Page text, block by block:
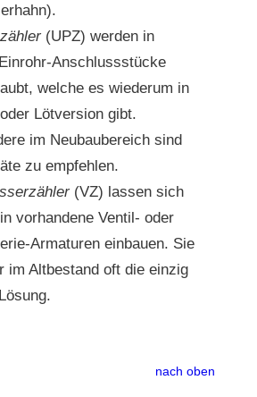
(UPZ) werden in
Anschlussstücke
welche es wiederum in
Lötversion gibt.
im Neubaubereich sind
zu empfehlen.
(VZ) lassen sich
vorhandene Ventil- oder
Armaturen einbauen. Sie
im Altbestand oft die einzig
nach oben